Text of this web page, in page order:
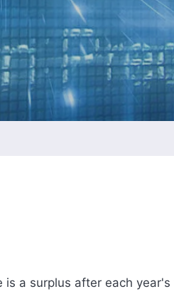
実な経営
Property Management
報通信セキュリティのリスクマネジ
ト
社の重要な規則
a surplus after each